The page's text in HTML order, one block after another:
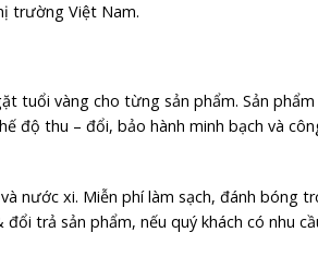
trường Việt Nam.
tuổi vàng cho từng sản phẩm. Sản
độ thu – đổi, bảo hành minh bạch và
nước xi. Miễn phí làm sạch, đánh bóng
trả sản phẩm, nếu quý khách có nhu